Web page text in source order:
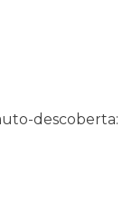
descoberta: